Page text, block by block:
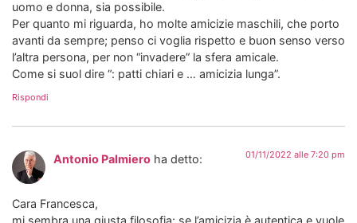
uomo e donna, sia possibile.
Per quanto mi riguarda, ho molte amicizie maschili, che porto
avanti da sempre; penso ci voglia rispetto e buon senso verso
l’altra persona, per non “invadere” la sfera amicale.
Come si suol dire “: patti chiari e … amicizia lunga”.
Rispondi
Antonio Palmiero ha detto: 01/11/2022 alle 7:20 pm
Cara Francesca,